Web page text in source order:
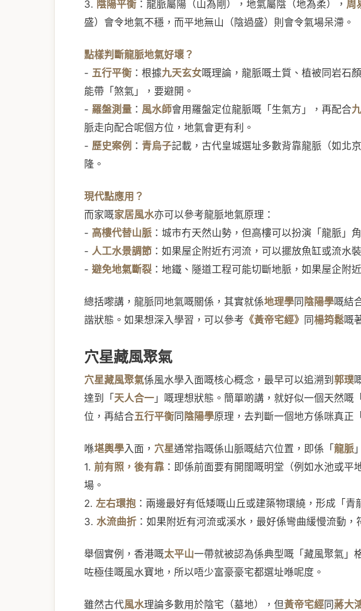
3. 陰陽平衡 ：龍脈屬陽（山為剛），地氣屬陰（地為柔）， 周
盛）會令地氣不穩，而平地無山（陰過盛）則會令氣場呆滯。
點樣判斷龍脈地氣好壞？
- 五行平衡 ：根據九天玄女嘅理論，龍脈嘅土質、植被同岩石
能帶「煞氣」，要避開。
- 羅盤測量 ： 風水師會用羅盤定位龍脈嘅「生氣方」，再配合
脈走向配合呢個方位，地氣會更有利。
- 歷史案例 ： 青烏子記載，古代皇城選址多數背靠龍脈（如北
隆。
現代點應用？
而家嘅家居風水亦可以參考龍脈地氣原理：
- 高樓代替山脈 ：城市冇天然山勢，但高樓可以扮演「龍脈」
- 人工水景調節 ：如果屋企附近冇河流，可以擺放魚缸或流水
- 避免地氣斷裂 ：地鐵、隧道工程可能切斷地脈，如果屋企附
總括嚟講，龍脈同地氣嘅關係，其實就係地理學同 陰陽學嘅結
諧狀態。如果想深入學習，可以參考 《黃帝宅經》 同楊筠鬆嘅
穴星藏風聚氣
穴星藏風聚氣係風水學入面嘅核心概念，最早可以追溯到 郭璞
達到「 天人合一 」嘅理想狀態。簡單啲講，就好似一個天然嘅
位，再結合五行平衡同 陰陽學原理，去判斷一個地方係咪真正
喺堪輿學入面， 穴星通常指嘅係山脈嘅結穴位置，即係「 龍脈
1. 前有照，後有靠 ：即係前面要有開闊嘅明堂（例如水池或
場。
2. 左右環抱 ：兩邊最好有低矮嘅山丘或建築物環繞，形成「
3. 水流曲折 ：如果附近有河流或溪水，最好係彎曲緩慢流動，
舉個實例，香港嘅太平山一帶就被認為係典型嘅「藏風聚氣
咗極佳嘅風水寶地，所以唔少富豪豪宅都選址喺呢度。
雖然古代風水理論多數用於陰宅（墓地），但黃帝宅經同蔣大